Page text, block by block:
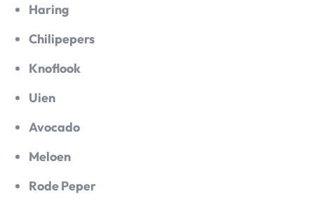
Haring
Chilipepers
Knoflook
Uien
Avocado
Meloen
Rode Peper